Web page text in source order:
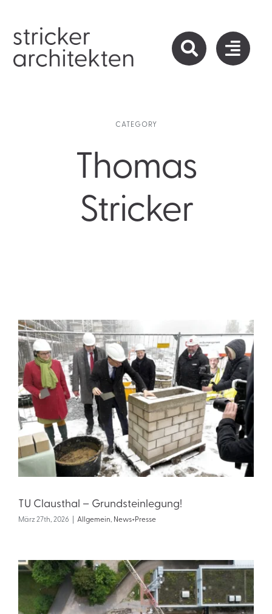
springen
CATEGORY
Thomas
Stricker
TU Clausthal – Grundsteinlegung!
März 27th, 2026 | Allgemein, News+Presse